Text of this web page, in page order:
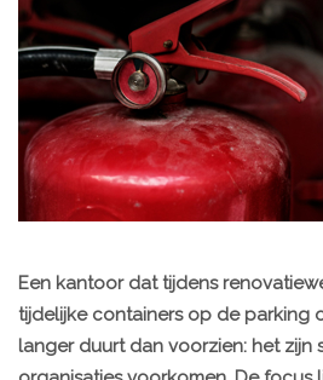
Een kantoor dat tijdens
tijdelijke containers op de parking
langer duurt dan voorzien: het zijn